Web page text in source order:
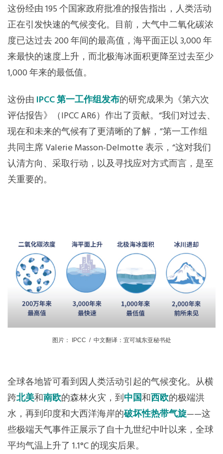
这份经由 195 个国家政府批准的报告指出，人类活动
正在引发快速的气候变化。目前，大气中二氧化碳浓
度已达过去 200 年间的最高值，海平面正以 3,000 年
来最快的速度上升，而北极海冰面积更降至过去至少
1,000 年来的最低值。
这份由 IPCC 第一工作组发布的研究成果为《第六次
评估报告》（IPCC AR6）作出了贡献。“我们对过去、
现在和未来的气候有了更清晰的了解，”第一工作组
共同主席 Valerie Masson-Delmotte 表示，“这对我们
认清方向、采取行动，以及寻找应对方式而言，是至
关重要的。
图片： IPCC / 中文翻译：宜可城东亚秘书处
全球各地皆可看到因人类活动引起的气候变化。从横
跨北美和南欧的森林火灾，到中国和西欧的极端洪
水，再到印度和大西洋海岸的破坏性热带气旋——这
些极端天气事件正展示了自十九世纪中叶以来，全球
平均气温上升了 1.1°C 的现实后果。